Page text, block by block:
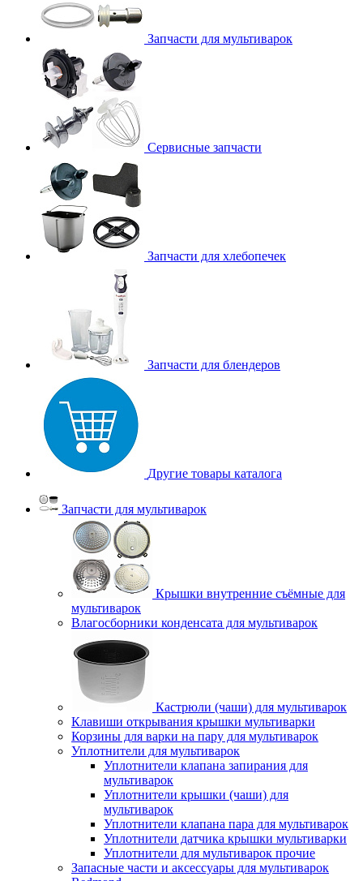
Запчасти для мультиварок
Сервисные запчасти
Запчасти для хлебопечек
Запчасти для блендеров
Другие товары каталога
Запчасти для мультиварок
Крышки внутренние съёмные для
мультиварок
Влагосборники конденсата для мультиварок
Кастрюли (чаши) для мультиварок
Клавиши открывания крышки мультиварки
Корзины для варки на пару для мультиварок
Уплотнители для мультиварок
Уплотнители клапана запирания для
мультиварок
Уплотнители крышки (чаши) для
мультиварок
Уплотнители клапана пара для мультиварок
Уплотнители датчика крышки мультиварки
Уплотнители для мультиварок прочие
Запасные части и аксессуары для мультиварок